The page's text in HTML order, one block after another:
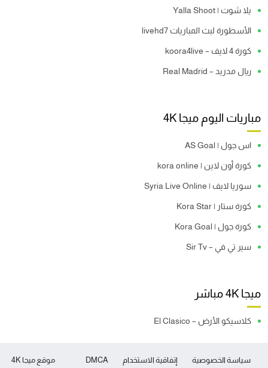
يلا شوت | Yalla Shoot
الأسطورة لبث المباريات livehd7
كورة 4 لايف – koora4live
ريال مدريد – Real Madrid
مباريات اليوم ميجا 4K
اس جول | AS Goal
كورة أون لاين | kora online
سوريا لايف | Syria Live Online
كورة ستار | Kora Star
كورة جول | Kora Goal
سير تي في – Sir Tv
ميجا 4K مباشر
كلاسيكو الأرض – El Clasico
موقع ميجا 4K سياسة الخصوصية إتفاقية الاستخدام DMCA